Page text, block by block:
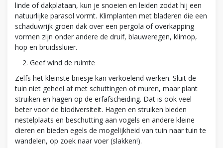
linde of dakplataan, kun je snoeien en leiden zodat hij een
natuurlijke parasol vormt. Klimplanten met bladeren die een
schaduwrijk groen dak over een pergola of overkapping
vormen zijn onder andere de druif, blauweregen, klimop,
hop en bruidssluier.
Geef wind de ruimte
Zelfs het kleinste briesje kan verkoelend werken. Sluit de
tuin niet geheel af met schuttingen of muren, maar plant
struiken en hagen op de erfafscheiding. Dat is ook veel
beter voor de biodiversiteit. Hagen en struiken bieden
nestelplaats en beschutting aan vogels en andere kleine
dieren en bieden egels de mogelijkheid van tuin naar tuin te
wandelen, op zoek naar voer (slakken!).